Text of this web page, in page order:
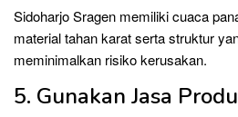
Sidoharjo Sragen memiliki cuaca
material tahan karat serta struktur
meminimalkan risiko kerusakan.
5. Gunakan Jasa